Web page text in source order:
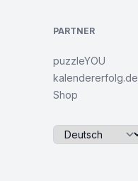
PARTNER
puzzleYOU
kalendererfolg.de
Shop